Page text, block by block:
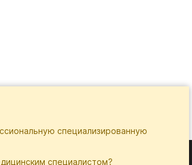
специализированную
специалистом?